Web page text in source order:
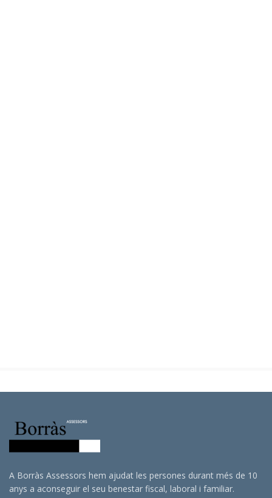
A Borràs Assessors hem ajudat les persones durant més de 10
anys a aconseguir el seu benestar fiscal, laboral i familiar.